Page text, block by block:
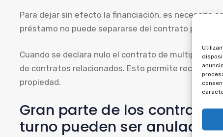
Para dejar sin efecto la financiación, es necesario
préstamo no puede separarse del contrato
Cuando se declara nulo el contrato de
de contratos relacionados. Esto permite reclamar
propiedad.
Gran parte de los contratos
turno pueden ser anulados